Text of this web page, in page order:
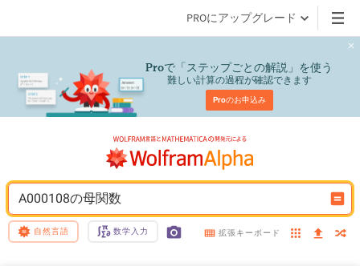
PROにアップグレード
Proで「ステップごとの解説」を使う
難しい計算の過程が確認できます
Proのお申込み
A000108の母関数
自然言語 数学入力 拡張キーボード